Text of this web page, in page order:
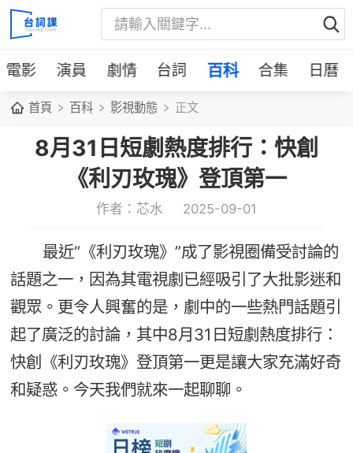
電影 演員 劇情 台詞 百科 合集 日曆
首頁 百科 影視動態 正文
8月31日短劇熱度排行：快創
《利刃玫瑰》登頂第一
作者：芯水 2025-09-01
最近“《利刃玫瑰》”成了影視圈備受討論的
話題之一，因為其電視劇已經吸引了大批影迷和
觀眾。更令人興奮的是，劇中的一些熱門話題引
起了廣泛的討論，其中8月31日短劇熱度排行：
快創《利刃玫瑰》登頂第一更是讓大家充滿好奇
和疑惑。今天我們就來一起聊聊。